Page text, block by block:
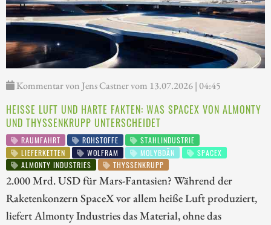
Kommentar von Jens Castner vom 13.07.2026 | 04:45
HEISSE LUFT UND HARTE FAKTEN: WAS SPACEX VON ALMONTY U
ND THYSSENKRUPP UNTERSCHEIDET
RAUMFAHRT ROHSTOFFE
STAHLINDUSTRIE
LIEFERKETTEN
WOLFRAM MOLYBDÄN
SPACEX
ALMONTY INDUSTRIES
THYSSENKRUPP
2.000 Mrd. USD für Mars-Fantasien? Während der
Raketenkonzern SpaceX vor allem heiße Luft produziert,
liefert Almonty Industries das Material, ohne das